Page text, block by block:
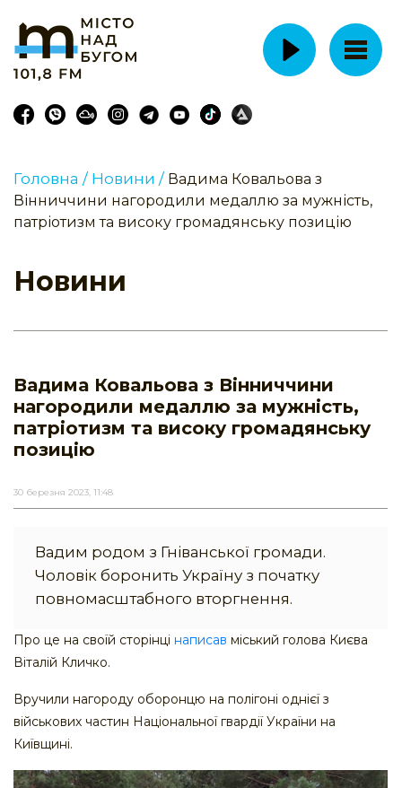
Головна / Новини / Вадима Ковальова з
Вінниччини нагородили медаллю за мужність,
патріотизм та високу громадянську позицію
Новини
Вадима Ковальова з Вінниччини
нагородили медаллю за мужність,
патріотизм та високу громадянську
позицію
30 березня 2023, 11:48
Вадим родом з Гніванської громади.
Чоловік боронить Україну з початку
повномасштабного вторгнення.
Про це на своїй сторінці написав міський голова Києва
Віталій Кличко.
Вручили нагороду оборонцю на полігоні однієї з
військових частин Національної гвардії України на
Київщині.